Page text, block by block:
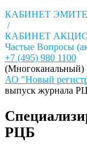
КАБИНЕТ
/
КАБИНЕТ
Частые Вопросы
+7 (495) 980 1100
(Многоканальный)
АО "Новый
выпуск журнала
РЦБ